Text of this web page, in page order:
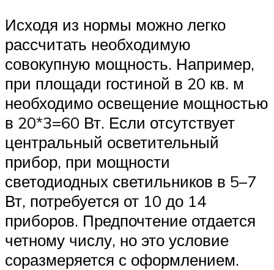
Исходя из нормы можно легко
рассчитать необходимую
совокупную мощность. Например,
при площади гостиной в 20 кв. м
необходимо освещение мощностью
в 20*3=60 Вт. Если отсутствует
центральный осветительный
прибор, при мощности
светодиодных светильников в 5–7
Вт, потребуется от 10 до 14
приборов. Предпочтение отдается
четному числу, но это условие
соразмеряется с оформлением.